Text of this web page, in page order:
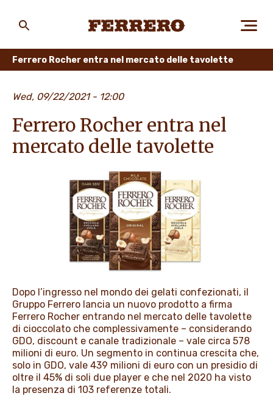
PERSONE E AMBIENTE
I NOSTRI PRODOTTI
LAVORA CON NOI
PROMOZIONI
NEWS & MEDIA
main
Ferrero Rocher entra nel mercato delle tavolette
Wed, 09/22/2021 - 12:00
Ferrero Rocher entra nel
mercato delle tavolette
Dopo l’ingresso nel mondo dei gelati confezionati, il
Gruppo Ferrero lancia un nuovo prodotto a firma
Ferrero Rocher entrando nel mercato delle tavolette
di cioccolato che complessivamente – considerando
GDO, discount e canale tradizionale – vale circa 578
milioni di euro. Un segmento in continua crescita che,
solo in GDO, vale 439 milioni di euro con un presidio di
oltre il 45% di soli due player e che nel 2020 ha visto
la presenza di 103 referenze totali.